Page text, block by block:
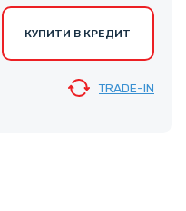
КУПИТИ В КРЕДИТ
TRADE-IN